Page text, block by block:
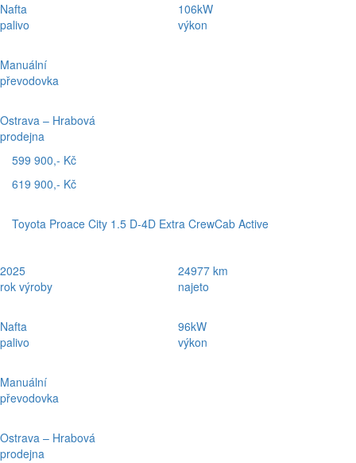
Nafta
palivo
Manuální
převodovka
Ostrava – Hrabová
prodejna
106kW
výkon
599 900,- Kč
619 900,- Kč
Toyota Proace City 1.5 D-4D Extra CrewCab Active
2025
rok výroby
Nafta
palivo
Manuální
převodovka
Ostrava – Hrabová
prodejna
24977 km
najeto
96kW
výkon